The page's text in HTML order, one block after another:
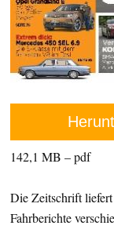
142,1 MB – pdf
Die Zeitschrift
Fahrberichte